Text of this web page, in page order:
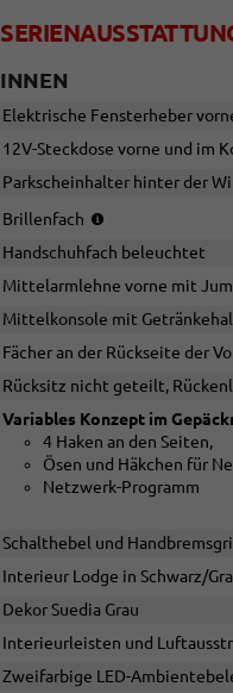
INNEN
Elektrische Fensterheber
12V-Steckdose vorne und im
Parkscheinhalter hinter der
Brillenfach
der
Wahl
Panoramadachs
Handschuhfach beleuchtet
Mittelarmlehne vorne mit
Mittelkonsole mit
Fächer an der Rückseite der
Rücksitz nicht geteilt,
Variables Konzept im
4 Haken an den Seiten,
Ösen und Häkchen für
Netzwerk-Programm
Schalthebel und
Interieur Lodge in Schwarz/
Dekor Suedia Grau
Interieurleisten und
Zweifarbige LED-